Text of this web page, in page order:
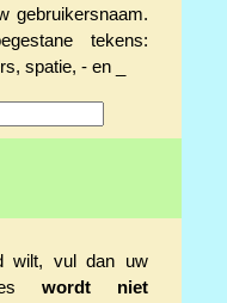
gebruikersnaam.
tekens:
spatie, - en _
wilt, vul dan uw
wordt niet